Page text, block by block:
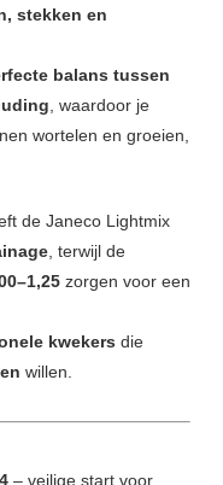
stekken en
balans tussen
, waardoor je
wortelen en groeien,
de Janeco Lightmix
, terwijl de
zorgen voor een
kwekers die
willen.
– veilige start voor